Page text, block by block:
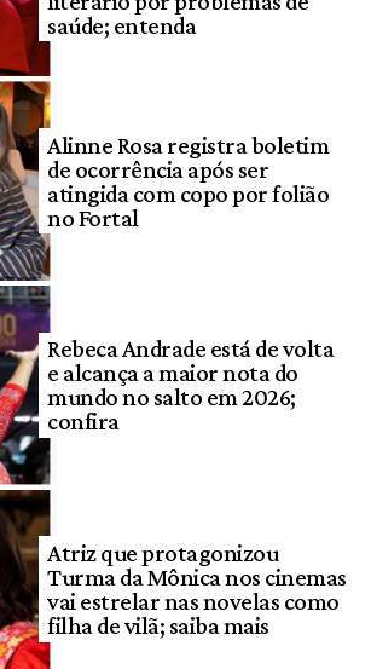
saúde; entenda
Alinne Rosa registra boletim
de ocorrência após ser
atingida com copo por folião
no Fortal
Rebeca Andrade está de volta
e alcança a maior nota do
mundo no salto em 2026;
confira
Atriz que protagonizou
Turma da Mônica nos cinemas
vai estrelar nas novelas como
filha de vilã; saiba mais